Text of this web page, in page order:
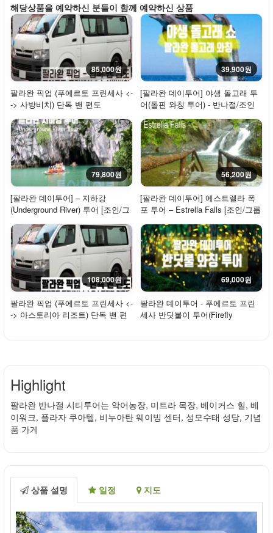
해당상품을 예약하신 분들이 함께 예약하신 상품
85,000원
팔라완 픽업 (푸에르토 프린세사 <-
-> 사방비치) 단독 밴 편도
39,900원
[팔라완 데이투어] 야생 돌고래 투
어(돌핀 와칭 투어) - 반나절/조인
79,800원
[팔라완 데이투어] – 지하강
(Underground River) 투어 [조인/그
56,200원
[팔라완 데이투어] 에스트렐라 폭
포 투어 – Estrella Falls [조인/그룹
108,000원
팔라완 픽업 (푸에르토 프린세사 <-
-> 아스토리아 리조트) 단독 밴 편
69,000원
팔라완 데이투어 - 푸에르토 프린
세사 반딧불이 투어(Firefly
Highlight
팔라완 반나절 시티투어는 악어농장, 미트라 목장, 베이커스 힐, 베
이워크, 플라자 쿠아텔, 비누아탄 웨이빙 센터, 성모수태 성당, 기념
품 가게
상품 설명 일정 지도